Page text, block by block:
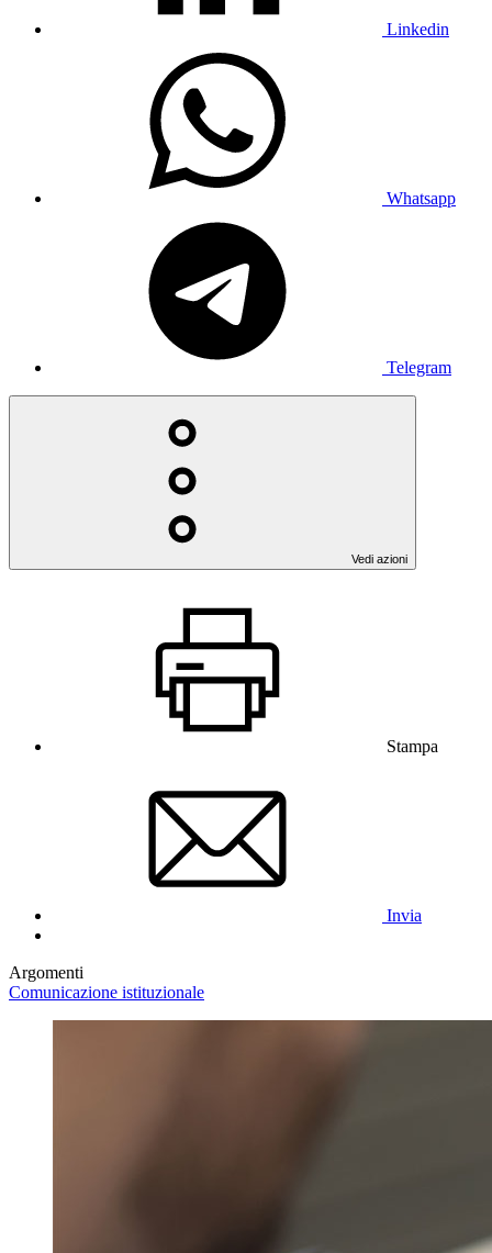
Linkedin
Whatsapp
Telegram
Vedi azioni
Stampa
Invia
Argomenti
Comunicazione istituzionale